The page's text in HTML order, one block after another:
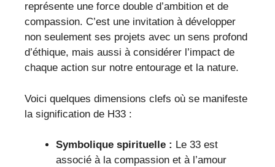
représente une force double d’ambition et de
compassion. C’est une invitation à développer
non seulement ses projets avec un sens profond
d’éthique, mais aussi à considérer l’impact de
chaque action sur notre entourage et la nature.
Voici quelques dimensions clefs où se manifeste
la signification de H33 :
Symbolique spirituelle : Le 33 est
associé à la compassion et à l’amour